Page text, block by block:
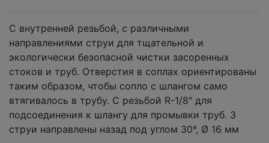
С внутренней резьбой, с различными
направлениями струи для тщательной и
экологически безопасной чистки засоренных
стоков и труб. Отверстия в соплах ориентированы
таким образом, чтобы сопло с шлангом само
втягивалось в трубу. С резьбой R-1/8" для
подсоединения к шлангу для промывки труб. 3
струи направлены назад под углом 30°, Ø 16 мм